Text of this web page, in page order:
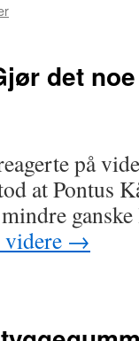
det
på
at Pontus
→